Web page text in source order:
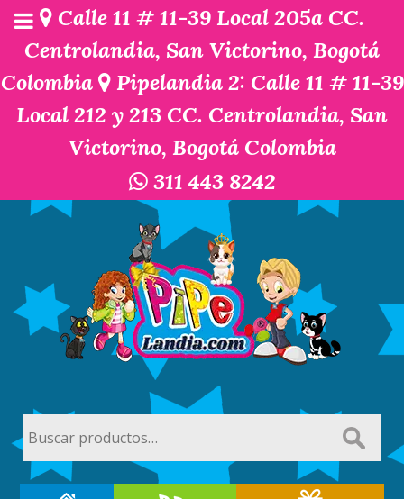
Calle 11 # 11-39 Local 205a CC.
Centrolandia, San Victorino, Bogotá
Colombia
Pipelandia 2: Calle 11 # 11-39
Local 212 y 213 CC. Centrolandia, San
Victorino, Bogotá Colombia
311 443 8242
por: